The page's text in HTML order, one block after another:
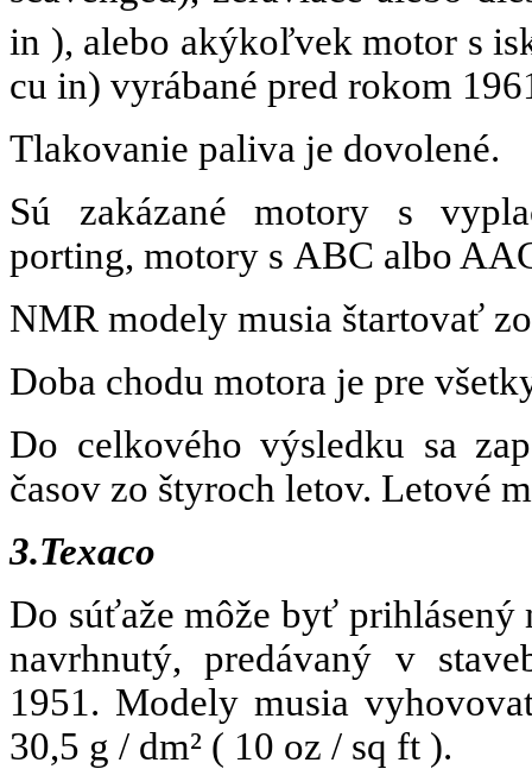
in ), alebo akýkoľvek motor s
cu in) vyrábané pred rokom
Tlakovanie paliva je dovolené.
Sú zakázané motory s
porting, motory s ABC albo
NMR modely musia štartovať
Doba chodu motora je pre
Do celkového výsledku sa
časov zo štyroch letov. Letové
3.Texaco
Do súťaže môže byť
navrhnutý, predávaný v
1951. Modely musia
30,5 g / dm² ( 10 oz / sq ft ).